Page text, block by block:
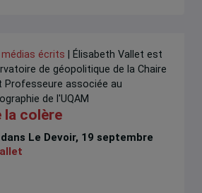
écrits | Élisabeth Vallet est
de géopolitique de la Chaire
Professeure associée au
de l'UQAM
la colère
Le Devoir, 19 septembre